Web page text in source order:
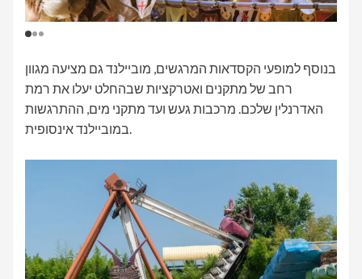
בנוסף למופעי הקסדאות המרגשים, מוביילנד גם מציעה מגוון
רחב של מתקנים ואטרקציות שבהחלט יעלו את רמת
האדרנלין שלכם. מרכבות געש ועד מתקני מים, ההתרגשות
במוביילנד אינסופית.